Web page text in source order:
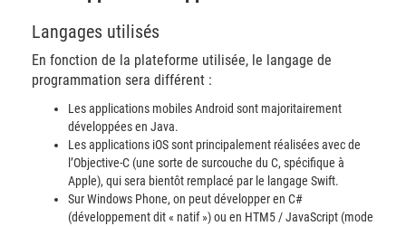
Langages utilisés
En fonction de la plateforme utilisée, le langage de
programmation sera différent :
Les applications mobiles Android sont majoritairement
développées en Java.
Les applications iOS sont principalement réalisées avec de
l’Objective-C (une sorte de surcouche du C, spécifique à
Apple), qui sera bientôt remplacé par le langage Swift.
Sur Windows Phone, on peut développer en C#
(développement dit « natif ») ou en HTM5 / JavaScript (mode